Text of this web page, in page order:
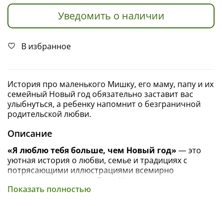
Уведомить о наличии
В избранное
История про маленького Мишку, его маму, папу и их
семейный Новый год обязательно заставит вас
улыбнуться, а ребенку напомнит о безграничной
родительской любви.
Описание
«Я люблю тебя больше, чем Новый год» — это
уютная история о любви, семье и традициях с
потрясающими иллюстрациями всемирно
известного художника Тима Уорнса.
Показать полностью